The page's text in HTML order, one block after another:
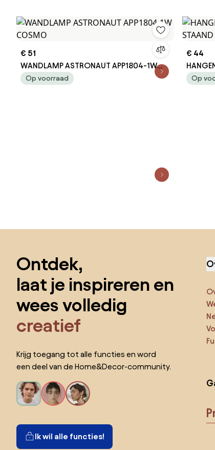
€ 51
WANDLAMP ASTRONAUT APP1804-1W
COSMO
Op voorraad
€ 44
OP DE
Op
Ontdek,
laat je inspireren en
wees volledig
creatief
Krijg toegang tot alle functies en word
een deel van de Home&Decor-community.
Ik wil alle functies!